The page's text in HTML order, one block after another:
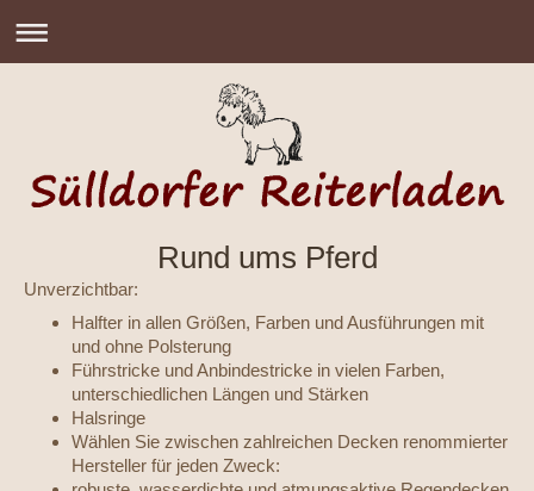
Rund ums Pferd
Unverzichtbar:
Halfter in allen Größen, Farben und Ausführungen mit
und ohne Polsterung
Führstricke und Anbindestricke in vielen Farben,
unterschiedlichen Längen und Stärken
Halsringe
Wählen Sie zwischen zahlreichen Decken renommierter
Hersteller für jeden Zweck: